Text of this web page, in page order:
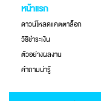
หน้าแรก
ดาวน์โหลดแคตตาล็อก
วิธีชำระเงิน
ตัวอย่างผลงาน
คำถามน่ารู้